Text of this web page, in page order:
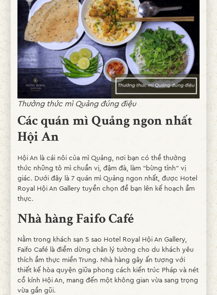
Thưởng thức mì Quảng đúng điệu
Các quán mì Quảng ngon nhất
Hội An
Hội An là cái nôi của mì Quảng, nơi bạn có thể thưởng
thức những tô mì chuẩn vị, đậm đà, làm “bừng tỉnh” vị
giác. Dưới đây là 7 quán mì Quảng ngon nhất, được Hotel
Royal Hội An Gallery tuyển chọn để bạn lên kế hoạch ẩm
thực.
Nhà hàng Faifo Café
Nằm trong khách sạn 5 sao Hotel Royal Hội An Gallery,
Faifo Café là điểm dừng chân lý tưởng cho du khách yêu
thích ẩm thực miền Trung. Nhà hàng gây ấn tượng với
thiết kế hòa quyện giữa phong cách kiến trúc Pháp và nét
cổ kính Hội An, mang đến một không gian vừa sang trọng
vừa gần gũi.